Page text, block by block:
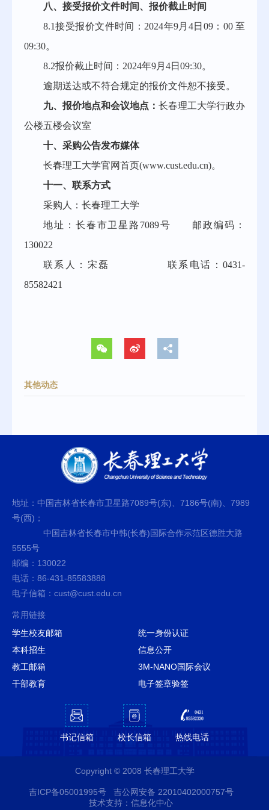
八、接受报价文件时间、报价截止时间
8.1接受报价文件时间：2024年9月4日09：00 至
09:30。
8.2报价截止时间：2024年9月4日09:30。
逾期送达或不符合规定的报价文件恕不接受。
九、报价地点和会议地点： 长春理工大学行政办
公楼五楼会议室
十、采购公告发布媒体
长春理工大学官网首页(www.cust.edu.cn)。
十一、联系方式
采购人：长春理工大学
地址：长春市卫星路 7089号 邮政编码：
130022
联系人：宋磊
联系电话：0431-
85582421
其他动态
地址：中国吉林省长春市卫星路7089号(东)、7186号(南)、7989
号(西)；
中国吉林省长春市中韩(长春)国际合作示范区德胜大路
5555号
邮编：130022
电话：86-431-85583888
电子信箱：cust@cust.edu.cn
常用链接
学生校友邮箱
统一身份认证
本科招生
信息公开
教工邮箱
3M-NANO国际会议
干部教育
电子签章验签
书记信箱 校长信箱 热线电话
Copyright © 2008 长春理工大学
吉ICP备05001995号
吉公网安备 22010402000757号
技术支持：信息化中心